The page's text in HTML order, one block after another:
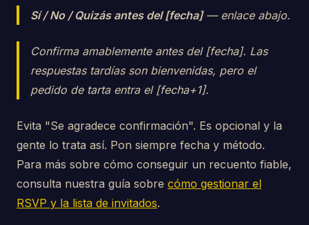
Sí / No / Quizás antes del [fecha]— enlace abajo.
Confirma amablemente antes del [fecha]. Las
respuestas tardías son bienvenidas, pero el
pedido de tarta entra el [fecha+1].
Evita "Se agradece confirmación". Es opcional y la
gente lo trata así. Pon siempre fecha y método.
Para más sobre cómo conseguir un recuento fiable,
consulta nuestra guía sobre cómo gestionar el
RSVP y la lista de invitados.